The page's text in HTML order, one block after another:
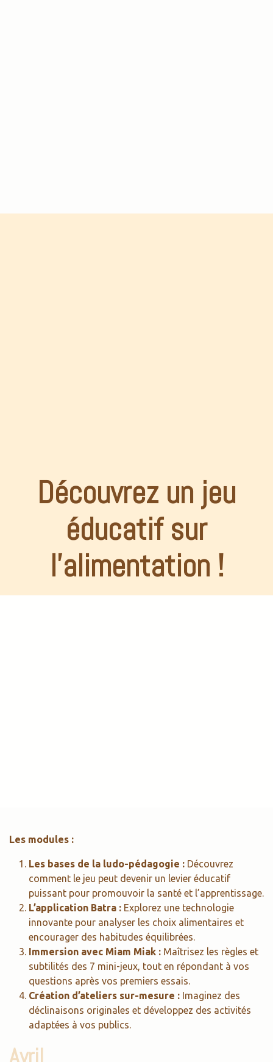
Découvrez un jeu
éducatif sur
l'alimentation !
Les modules :
Les bases de la ludo-pédagogie : Découvrez
comment le jeu peut devenir un levier éducatif
puissant pour promouvoir la santé et l’apprentissage.
L’application Batra : Explorez une technologie
innovante pour analyser les choix alimentaires et
encourager des habitudes équilibrées.
Immersion avec Miam Miak : Maîtrisez les règles et
subtilités des 7 mini-jeux, tout en répondant à vos
questions après vos premiers essais.
Création d’ateliers sur-mesure : Imaginez des
déclinaisons originales et développez des activités
adaptées à vos publics.